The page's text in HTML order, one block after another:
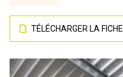
TÉLÉCHARGER LA FICHE